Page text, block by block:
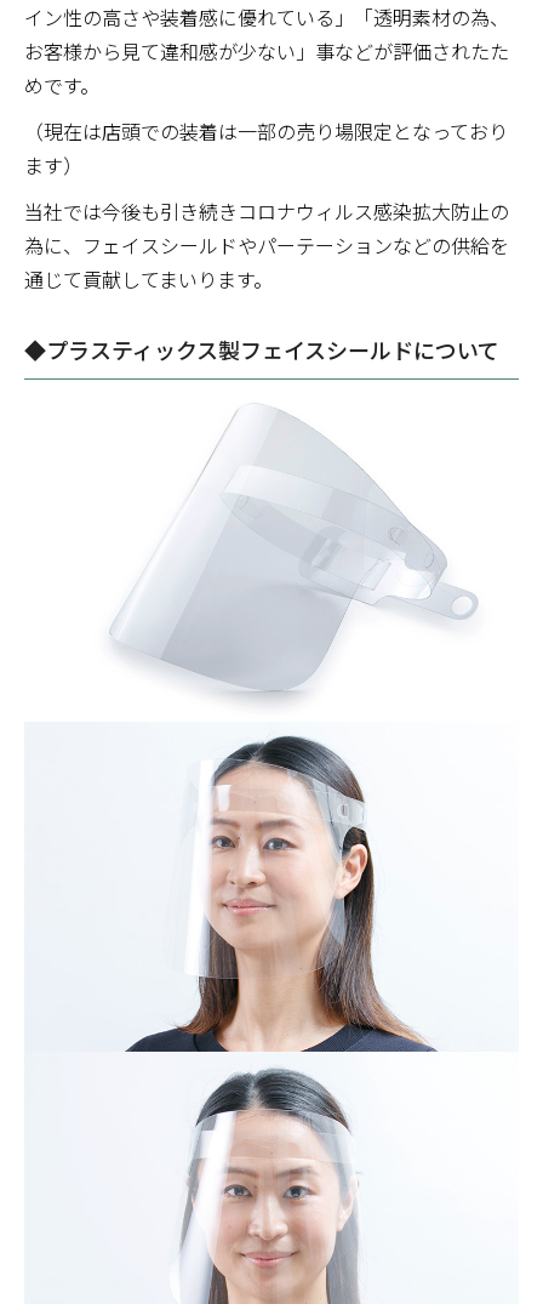
イン性の高さや装着感に優れている」「透明素材の為、
お客様から見て違和感が少ない」事などが評価されたた
めです。
（現在は店頭での装着は一部の売り場限定となっており
ます）
当社では今後も引き続きコロナウィルス感染拡大防止の
為に、フェイスシールドやパーテーションなどの供給を
通じて貢献してまいります。
◆プラスティックス製フェイスシールドについて